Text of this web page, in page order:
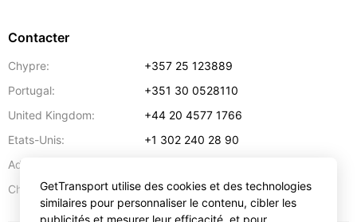
Contacter
Chypre:
+357 25 123889
Portugal:
+351 30 0528110
United Kingdom:
+44 20 4577 1766
Etats-Unis:
+1 302 240 28 90
Adresse:
Chypre:
57 Spyrou Kyprianou,Larnaca 6051
GetTransport utilise des cookies et des technologies
similaires pour personnaliser le contenu, cibler les
publicités et mesurer leur efficacité, et pour